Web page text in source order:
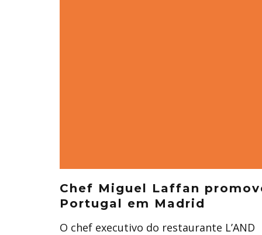
Chef Miguel Laffan
Portugal em Madrid
O chef executivo do restaurante L’AND